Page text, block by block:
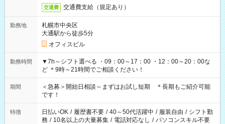
交通費 交通費支給（規定あり）
勤務地
札幌市中央区
大通駅から徒歩5分
オフィスビル
勤務時間
▼7h～シフト選べる ・09：00～17：00 ・12：00～20：00な
ど ＊9時～21時間でご相談ください！
期間
＜急募＞開始日相談～まずはお試し短期 ＊長期もご紹介可能
です！
特徴 日払いOK / 履歴書不要 / 40～50代活躍中 / 服装自由 / シフト勤
務 / 10名以上の大量募集 / 電話対応なし / パソコンスキル不要